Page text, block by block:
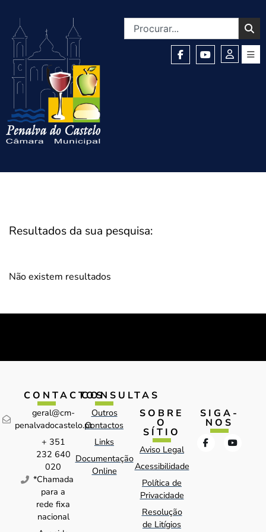
Resultados da sua pesquisa:
Não existem resultados
CONTACTOS
geral@cm-
penalvadocastelo.pt
+ 351
232 640
020
*Chamada
para a
rede fixa
nacional
CONSULTAS
Outros
Contactos
Links
Documentação
Online
SOBRE
O
SÍTIO
Aviso Legal
Acessibilidade
Política de
Privacidade
Resolução
de Litígios
SIGA-
NOS